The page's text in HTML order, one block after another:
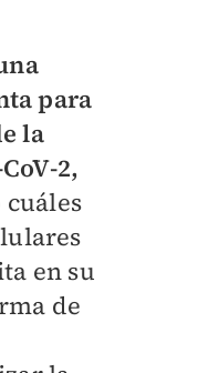
para
la
2,
en su
de